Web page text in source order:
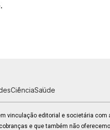
CiênciaSaúde
vinculação editorial e societária com a
e que também não